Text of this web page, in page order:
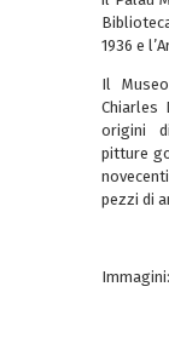
1936 e
Il
Chiarles
origini
pitture
pezzi di
Immagini: